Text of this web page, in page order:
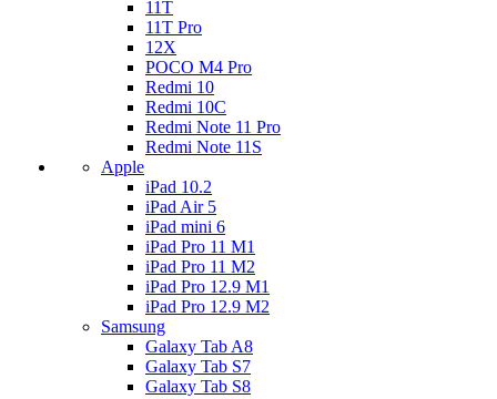
11T
11T Pro
12X
POCO M4 Pro
Redmi 10
Redmi 10C
Redmi Note 11 Pro
Redmi Note 11S
Apple
iPad 10.2
iPad Air 5
iPad mini 6
iPad Pro 11 M1
iPad Pro 11 M2
iPad Pro 12.9 M1
iPad Pro 12.9 M2
Samsung
Galaxy Tab A8
Galaxy Tab S7
Galaxy Tab S8